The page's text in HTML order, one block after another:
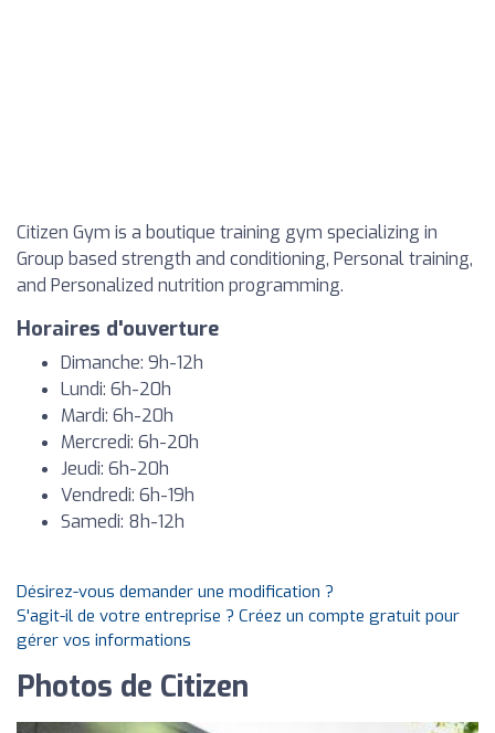
Citizen Gym is a boutique training gym specializing in
Group based strength and conditioning, Personal training,
and Personalized nutrition programming.
Horaires d'ouverture
Dimanche: 9h-12h
Lundi: 6h-20h
Mardi: 6h-20h
Mercredi: 6h-20h
Jeudi: 6h-20h
Vendredi: 6h-19h
Samedi: 8h-12h
Désirez-vous demander une modification ?
S'agit-il de votre entreprise ? Créez un compte gratuit pour
gérer vos informations
Photos de Citizen